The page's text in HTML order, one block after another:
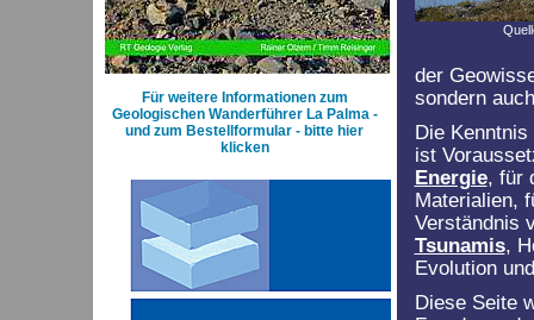
Für weitere Informationen zum
Geologischen Wanderführer La Palma -
und zum Bestellformular - bitte hier
klicken
der
sondern
Die
ist
Energie, für
Materialien,
Verständnis
Tsunamis,
Evolution
Diese Seite